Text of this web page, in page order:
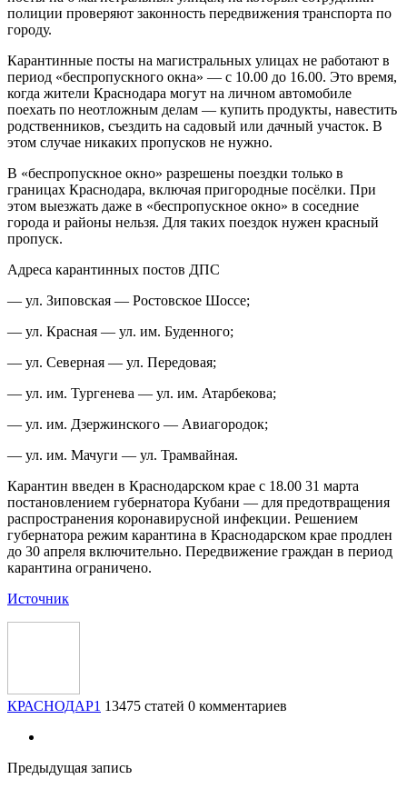
полиции проверяют законность передвижения транспорта по
городу.
Карантинные посты на магистральных улицах не работают в
период «беспропускного окна» — с 10.00 до 16.00. Это время,
когда жители Краснодара могут на личном автомобиле
поехать по неотложным делам — купить продукты, навестить
родственников, съездить на садовый или дачный участок. В
этом случае никаких пропусков не нужно.
В «беспропускное окно» разрешены поездки только в
границах Краснодара, включая пригородные посёлки. При
этом выезжать даже в «беспропускное окно» в соседние
города и районы нельзя. Для таких поездок нужен красный
пропуск.
Адреса карантинных постов ДПС
— ул. Зиповская — Ростовское Шоссе;
— ул. Красная — ул. им. Буденного;
— ул. Северная — ул. Передовая;
— ул. им. Тургенева — ул. им. Атарбекова;
— ул. им. Дзержинского — Авиагородок;
— ул. им. Мачуги — ул. Трамвайная.
Карантин введен в Краснодарском крае с 18.00 31 марта
постановлением губернатора Кубани — для предотвращения
распространения коронавирусной инфекции. Решением
губернатора режим карантина в Краснодарском крае продлен
до 30 апреля включительно. Передвижение граждан в период
карантина ограничено.
Источник
КРАСНОДАР1 13475 статей 0 комментариев
Предыдущая запись